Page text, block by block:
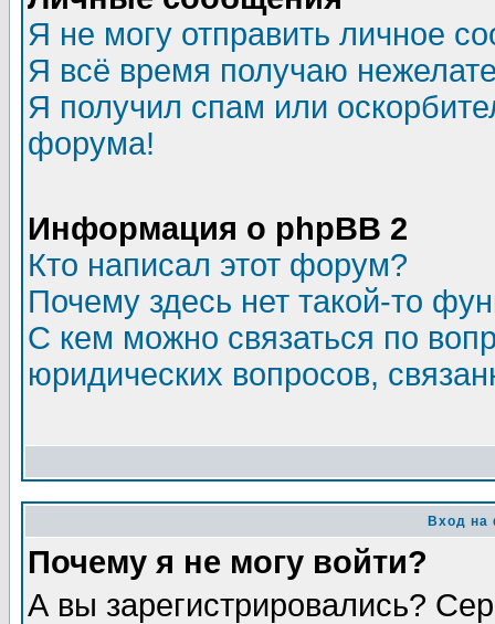
Я не могу отправить личное
Я всё время получаю
Я получил спам или
форума!
Информация о phpBB 2
Кто написал этот форум?
Почему здесь нет такой-то
С кем можно связаться по
юридических вопросов,
Вход на
Почему я не могу войти?
А вы зарегистрировались?